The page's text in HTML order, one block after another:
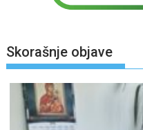
Skorašnje objave